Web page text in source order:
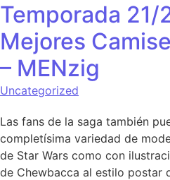
Temporada 21/
Mejores
– MENzig
Uncategorized
Las fans de la saga también
completísima variedad de
de Star Wars como con
de Chewbacca al estilo postar